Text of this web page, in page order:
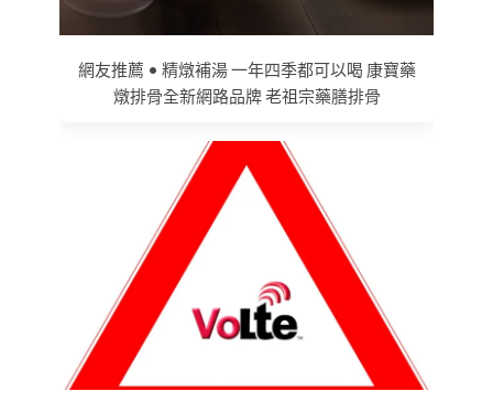
網友推薦 • 精燉補湯 一年四季都可以喝 康寶藥
燉排骨全新網路品牌 老祖宗藥膳排骨